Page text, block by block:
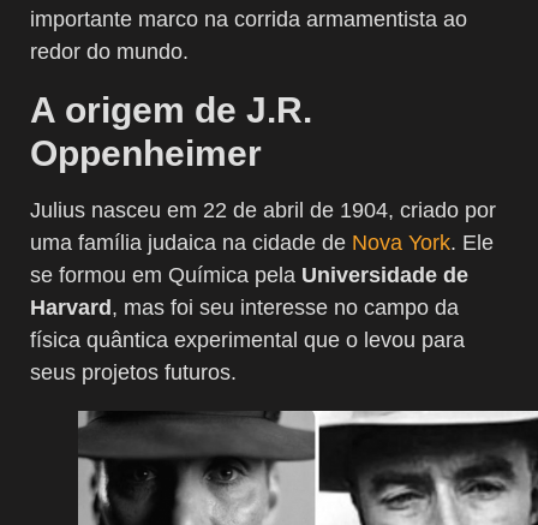
importante marco na corrida armamentista ao
redor do mundo.
A origem de J.R.
Oppenheimer
Julius nasceu em 22 de abril de 1904, criado por
uma família judaica na cidade de Nova York. Ele
se formou em Química pela Universidade de
Harvard, mas foi seu interesse no campo da
física quântica experimental que o levou para
seus projetos futuros.